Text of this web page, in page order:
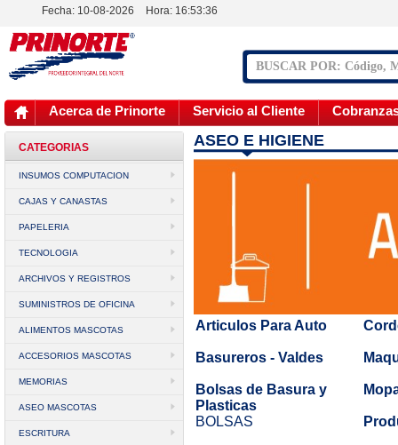
Fecha: 10-08-2026 Hora: 16:53:36
Acerca de Prinorte Servicio al Cliente
CATEGORIAS
INSUMOS COMPUTACION
CAJAS Y CANASTAS
PAPELERIA
TECNOLOGIA
ARCHIVOS Y REGISTROS
SUMINISTROS DE OFICINA
ALIMENTOS MASCOTAS
ACCESORIOS MASCOTAS
MEMORIAS
ASEO MASCOTAS
ESCRITURA
ASEO E HIGIENE
Articulos Para Auto
Basureros - Valdes
Bolsas de Basura y
Plasticas
BOLSAS